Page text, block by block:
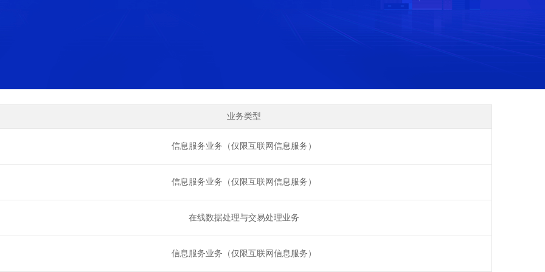
业务类型
信息服务业务（仅限互联网信息服务）
信息服务业务（仅限互联网信息服务）
在线数据处理与交易处理业务
信息服务业务（仅限互联网信息服务）